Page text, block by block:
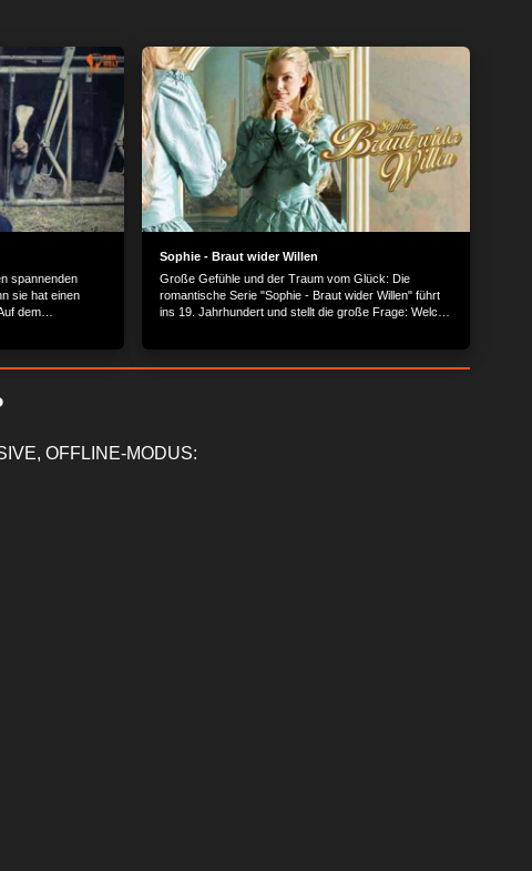
spannenden
sie hat einen
dem
Sophie - Braut wider Willen
Große Gefühle und der Traum vom Glück: Die
romantische Serie "Sophie - Braut wider Willen" führt
ins 19. Jahrhundert und stellt die große Frage: Welche
OFFLINE-MODUS: